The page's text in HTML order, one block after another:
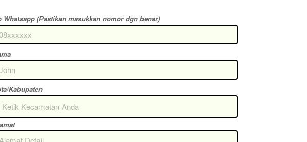
Whatsapp (Pastikan masukkan nomor dgn benar)
Kabupaten
Ketik Kecamatan Anda